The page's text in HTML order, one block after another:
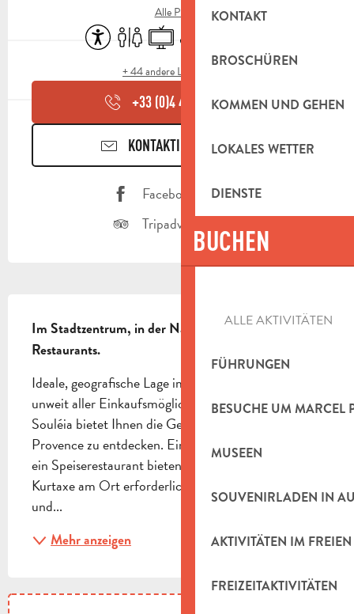
KONTAKT
BROSCHÜREN
KOMMEN UND GEHEN
LOKALES WETTER
DIENSTE
BUCHEN
ALLE AKTIVITÄTEN
FÜHRUNGEN
BESUCHE UM MARCEL
MUSEEN
SOUVENIRLADEN IN
AKTIVITÄTEN IM FREIEN
FREIZEITAKTIVITÄTEN
Alle Preise
Zugänglichkeit
ToilettenFernsehen
+ 44 andere Leistung(en)
+33 (0)4 42 18 64▒▒
KONTAKTIEREN SIE UNS
Facebook Seite
Tripadvisor Seite
Im Stadtzentrum, in der Nähe des Bahnhofs und der
Restaurants.
Ideale, geografische Lage im Herzen von Aubagne,
unweit aller Einkaufsmöglichkeiten. Das Hotel
Souléia bietet Ihnen die Gelegneheit, unsere schöne
Provence zu entdecken. Eine Dachgaststätte und
ein Speiserestaurant bieten Ihnen ihren Service an.
Kurtaxe am Ort erforderlich : 0,90 € pro Person
und...
Mehr anzeigen